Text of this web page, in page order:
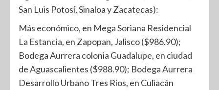
San Luis Potosí, Sinaloa y Zacatecas):
Más económico, en Mega Soriana Residencial
La Estancia, en Zapopan, Jalisco ($986.90);
Bodega Aurrera colonia Guadalupe, en ciudad
de Aguascalientes ($988.90); Bodega Aurrera
Desarrollo Urbano Tres Ríos, en Culiacán